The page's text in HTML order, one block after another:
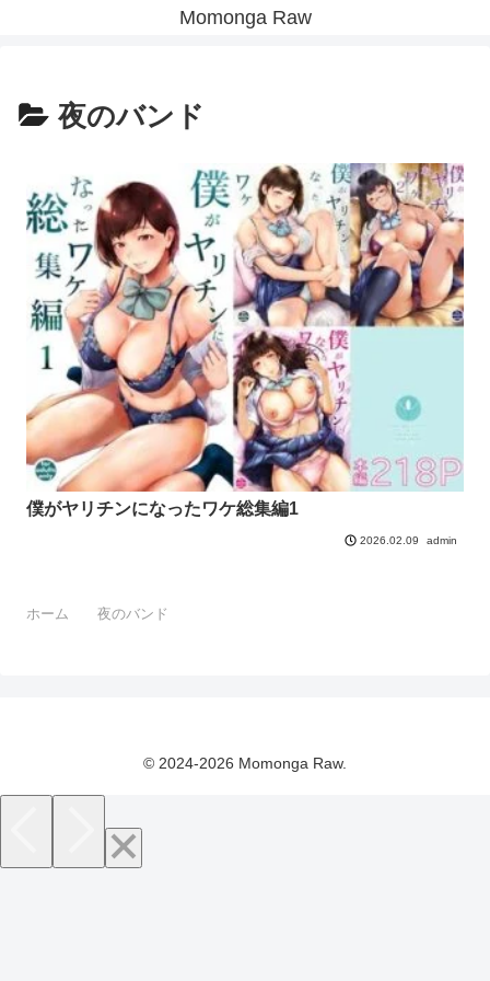
Momonga Raw
夜のバンド
僕がヤリチンになったワケ総集編1
2026.02.09 admin
ホーム 夜のバンド
© 2024-2026 Momonga Raw.